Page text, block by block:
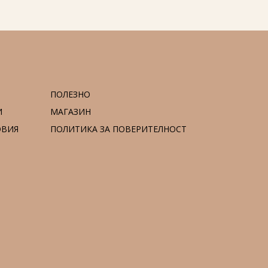
ПОЛЕЗНО
МАГАЗИН
ПОЛИТИКА ЗА ПОВЕРИТЕЛНОСТ